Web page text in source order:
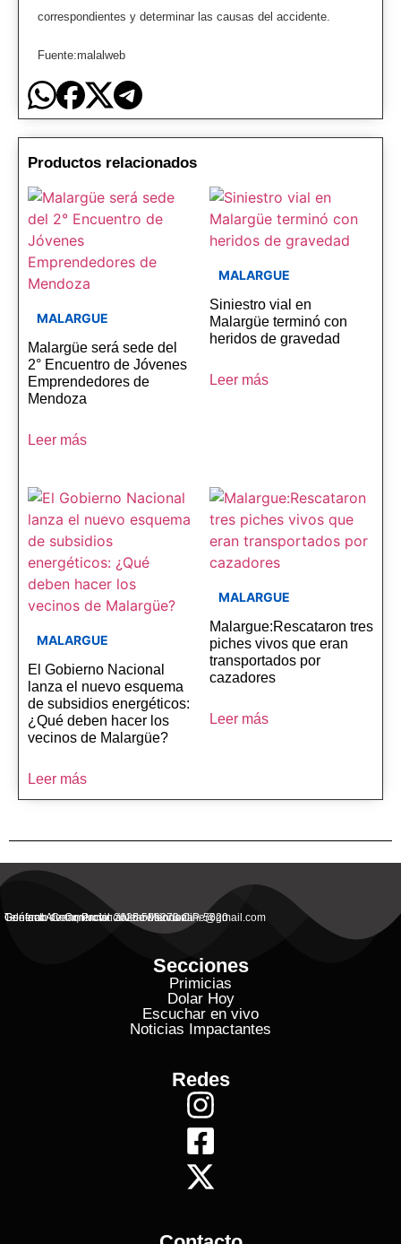
correspondientes y determinar las causas del accidente.
Fuente:malalweb
Productos relacionados
MALARGUE
Malargüe será sede del
2° Encuentro de Jóvenes
Emprendedores de
Mendoza
Leer más
MALARGUE
Siniestro vial en
Malargüe terminó con
heridos de gravedad
Leer más
MALARGUE
El Gobierno Nacional
lanza el nuevo esquema
de subsidios energéticos:
¿Qué deben hacer los
vecinos de Malargüe?
Leer más
MALARGUE
Malargue:Rescataron tres
piches vivos que eran
transportados por
cazadores
Leer más
General Alvear, Provincial de Mendoza
Contacto Commercial: alvearvisionanline@gmail.com
Teléfono de Contacto: 2625 506273 C.P. 5620
Secciones
Primicias
Dolar Hoy
Escuchar en vivo
Noticias Impactantes
Redes